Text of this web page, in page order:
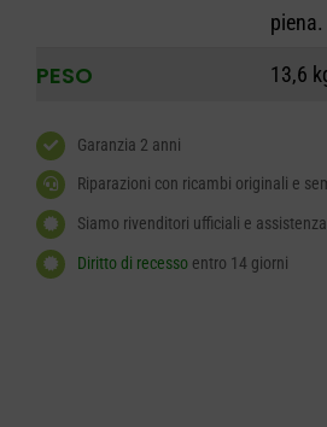
piena.
PESO 13,6
Garanzia 2 anni
Riparazioni con ricambi originali e
Siamo rivenditori ufficiali e
Diritto di recessoentro 14 giorni